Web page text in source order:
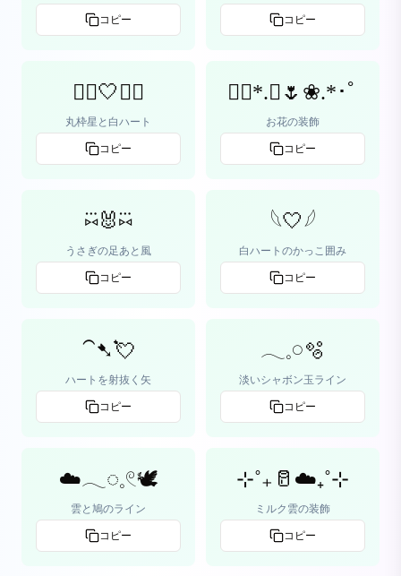
コピー コピー
✩⃝🤍✩⃝
丸枠星と白ハート
コピー
❁⃘*.ﾟ🌷❀.*･ﾟ
お花の装飾
コピー
⑅⃛🐰⑅⃛
うさぎの足あと風
コピー
𓆩🤍𓆪
白ハートのかっこ囲み
コピー
⁀➷💘
ハートを射抜く矢
コピー
𓂃𓈒𓏸🫧
淡いシャボン玉ライン
コピー
☁️𓂃◌𓈒𓏲🕊️
雲と鳩のライン
コピー
⊹˚₊🥛☁️₊˚⊹
ミルク雲の装飾
コピー